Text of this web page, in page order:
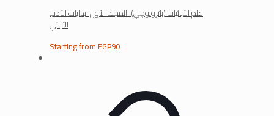
علم الآبائيات (باترولوچي)، المجلد الأول: بدايات الأدب
الآبائي
Starting fromEGP90